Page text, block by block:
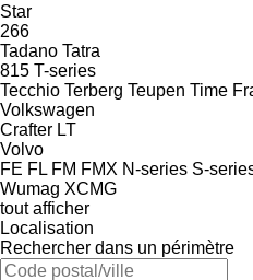
Star
266
Tadano Tatra
815 T-series
Tecchio Terberg Teupen Time
Volkswagen
Crafter LT
Volvo
FE FL FM FMX N-series S-
Wumag XCMG
tout afficher
Localisation
Rechercher dans un périmètre